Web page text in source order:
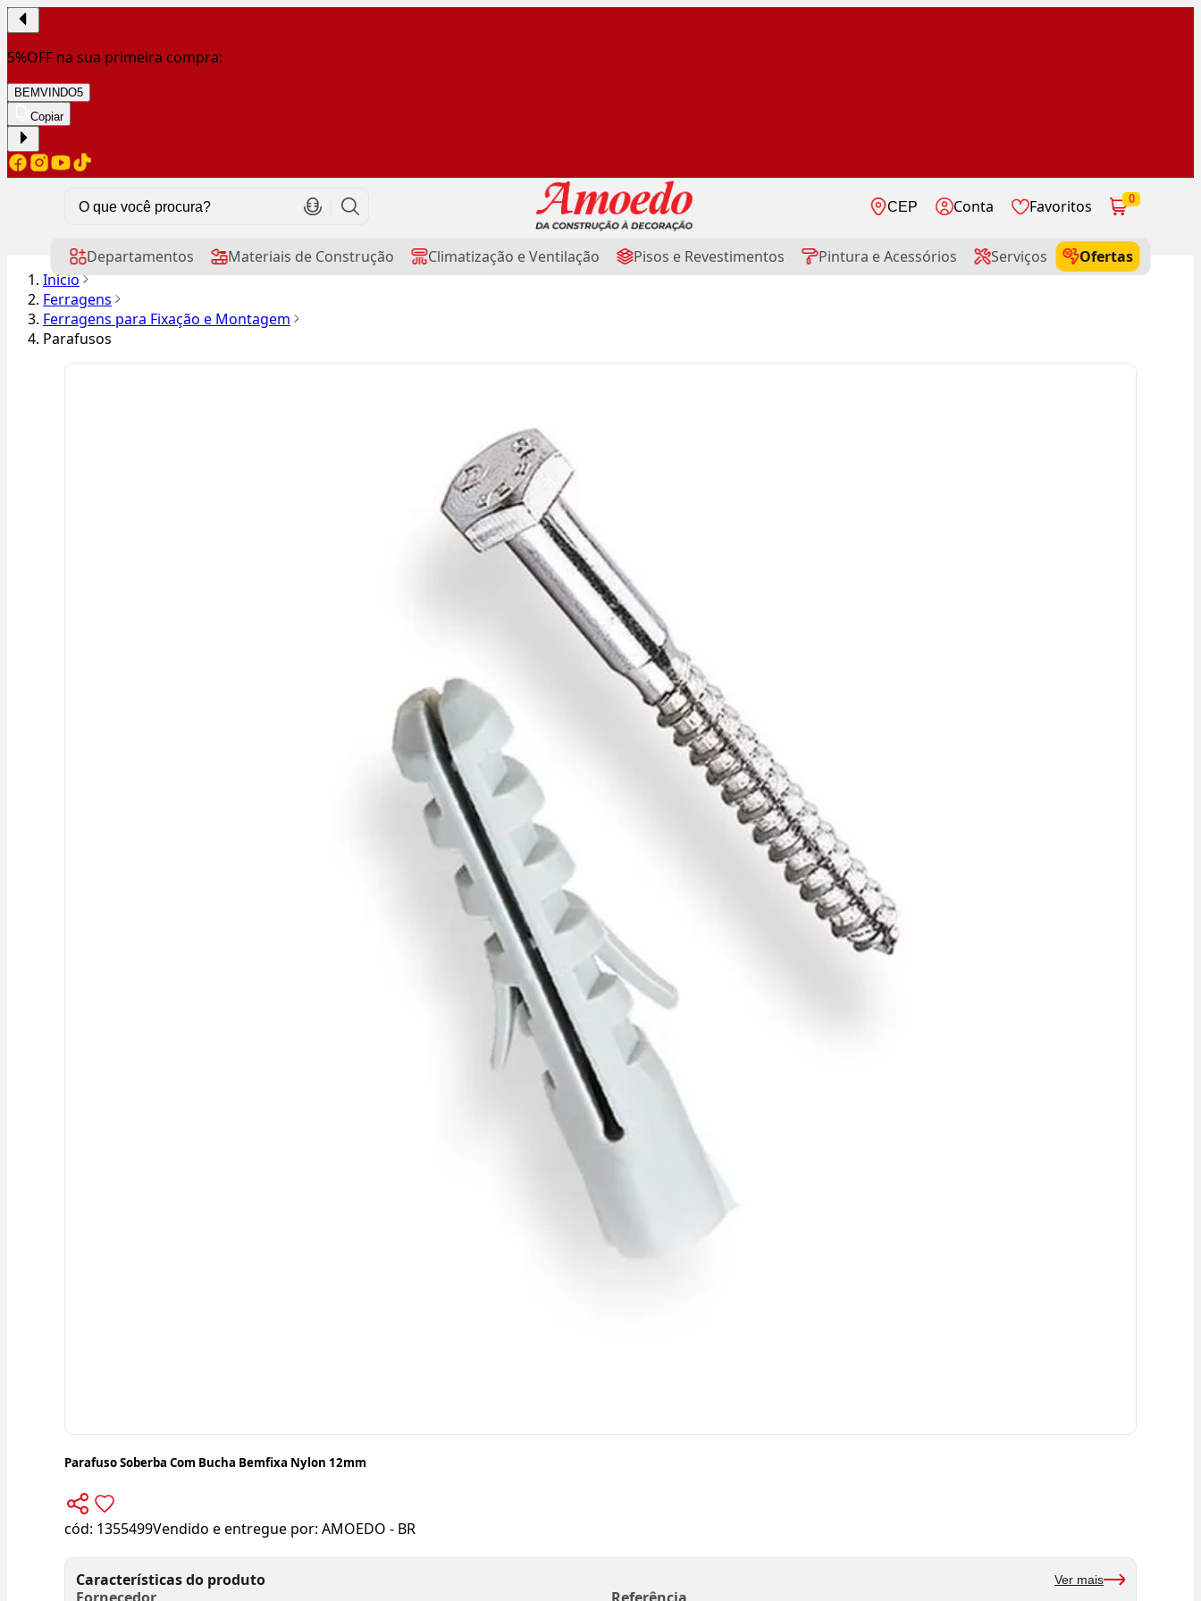
5%OFF na sua primeira compra:
BEMVINDO5
Copiar
CEP Conta Favoritos 0
Departamentos Materiais de Construção Climatização e Ventilação Pisos e Revestimentos Pintura e Acessórios Serviços
Ofertas
Início
Ferragens
Ferragens para Fixação e Montagem
Parafusos
Parafuso Soberba Com Bucha Bemfixa Nylon 12mm
cód: 1355499Vendido e entregue por: AMOEDO - BR
Características do produto Ver mais